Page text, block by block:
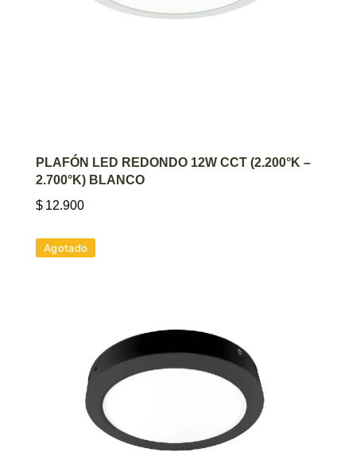
AGREGAR AL CARRITO
PLAFÓN LED REDONDO 12W CCT (2.200°K –
2.700°K) BLANCO
$ 12.900
Agotado